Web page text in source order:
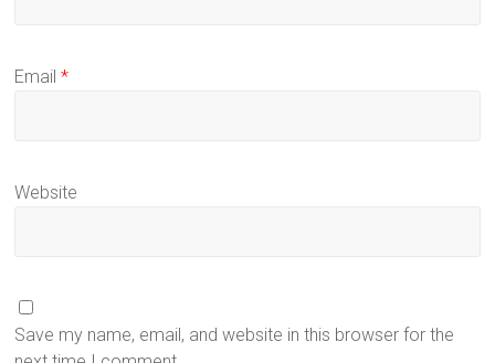
Email*
Website
Save my name, email, and website in this browser for the